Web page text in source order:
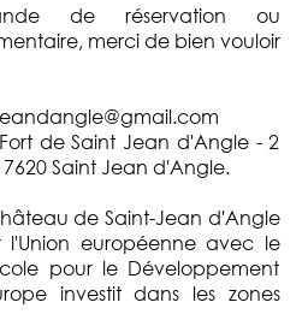
de réservation ou
merci de bien vouloir
de Saint Jean d'Angle - 2
Saint Jean d'Angle.
de Saint-Jean d'Angle
européenne avec le
pour le Développement
investit dans les zones